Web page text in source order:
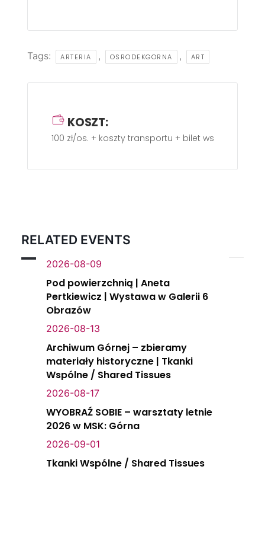
Tags: ARTERIA , OSRODEKGORNA , ART
KOSZT:
100 zł/os. + koszty transportu + bilet wstępu.
RELATED EVENTS
2026-08-09
Pod powierzchnią | Aneta
Pertkiewicz | Wystawa w Galerii 6
Obrazów
2026-08-13
Archiwum Górnej – zbieramy
materiały historyczne | Tkanki
Wspólne / Shared Tissues
2026-08-17
WYOBRAŹ SOBIE – warsztaty letnie
2026 w MSK: Górna
2026-09-01
Tkanki Wspólne / Shared Tissues